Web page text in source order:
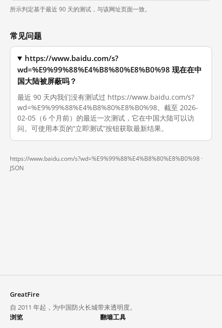
所示判定基于最近 90 天的测试，与该网址页面一致。
常见问题
https://www.baidu.com/s?
wd=%E9%99%88%E4%B8%80%E8%B0%98 现在在中
国大陆被屏蔽吗？
最近 90 天内我们没有测试过 https://www.baidu.com/s?
wd=%E9%99%88%E4%B8%80%E8%B0%98。截至 2026-
02-05（6 个月前）的最近一次测试，它在中国大陆可以访
问。可使用本页的“立即测试”按钮获取最新结果。
https://www.baidu.com/s?wd=%E9%99%88%E4%B8%80%E8%B0%98 ·
JSON
GreatFire
自 2011 年起，为中国防火长城带来透明度。
浏览
翻墙工具